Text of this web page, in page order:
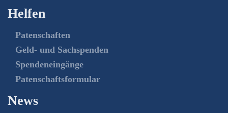
Helfen
Patenschaften
Geld- und Sachspenden
Spendeneingänge
Patenschaftsformular
News